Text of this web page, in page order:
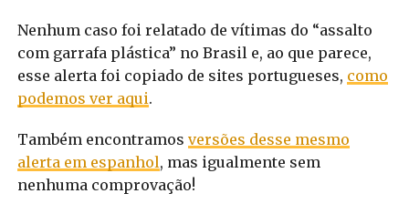
Nenhum caso foi relatado de vítimas do “assalto
com garrafa plástica” no Brasil e, ao que parece,
esse alerta foi copiado de sites portugueses, como
podemos ver aqui.
Também encontramos versões desse mesmo
alerta em espanhol, mas igualmente sem
nenhuma comprovação!